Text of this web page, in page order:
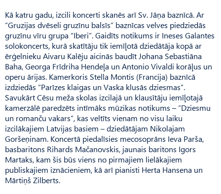
Kā katru gadu, izcili koncerti skanēs arī Sv. Jāņa baznīcā. Ar
“Gruzijas dvēseli gruzīnu balsīs” baznīcas velves piedziedās
gruzīnu vīru grupa “Iberi”. Gaidīts notikums ir Ineses Galantes
solokoncerts, kurā skatītāju tik iemīļotā dziedātāja kopā ar
ērģelnieku Aivaru Kalēju aicinās baudīt Johana Sebastiāna
Baha, Georga Frīdriha Hendeļa un Antonio Vivaldi korāļus un
operu ārijas. Kamerkoris Stella Montis (Francija) baznīcā
izdziedās “Parīzes klaigas un Vaska klusās dziesmas”.
Savukārt Cēsu meža skolas izcilajā un klausītāju iemīļotajā
kamerzālē paredzēts intīmāks mūzikas notikums – “Dziesmu
un romanču vakars”, kas veltīts vienam no visu laiku
izcilākajiem Latvijas basiem – dziedātājam Nikolajam
Goršeņinam. Koncertā piedalīsies mecosoprāns Ieva Parša,
basbaritons Rihards Mačanovskis, jaunais baritons Igors
Martaks, kam šis būs viens no pirmajiem lielākajiem
publiskajiem iznācieniem, kā arī pianisti Herta Hansena un
Mārtiņš Zilberts.